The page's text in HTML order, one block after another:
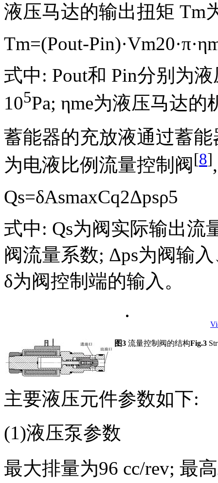
液压马达的输出扭矩 Tm
Tm=(Pout-Pin)·Vm20·π·η
式中: Pout和 Pin分别为
105Pa; ηme为液压马达的
蓄能器的充放液通过蓄
为电液比例流量控制阀[8]
Qs=δAsmaxCq2Δpsρ5
式中: Qs为阀实际输出流
阀流量系数; Δps为阀输
δ为阀控制端的输入。
图3 流量控制阀的结构Fig.3
主要液压元件参数如下:
(1)液压泵参数
最大排量为96 cc/rev; 最